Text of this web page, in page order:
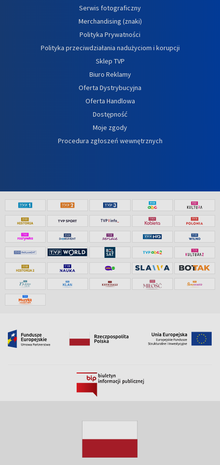
Serwis fotograficzny
Merchandising (znaki)
Polityka Prywatności
Polityka przeciwdziałania nadużyciom i korupcji
Sklep TVP
Biuro Reklamy
Oferta Dystrybucyjna
Oferta Handlowa
Dostępność
Moje zgody
Procedura zgłoszeń wewnętrznych